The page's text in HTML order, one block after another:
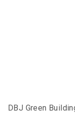
DBJ Green